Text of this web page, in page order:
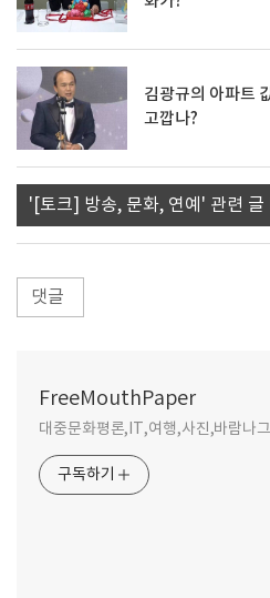
김광규의 아파트
고깝나?
'[토크] 방송, 문화, 연예' 관련 글
댓글
FreeMouthPaper
대중문화평론,IT,여행,사진,바람나그
구독하기